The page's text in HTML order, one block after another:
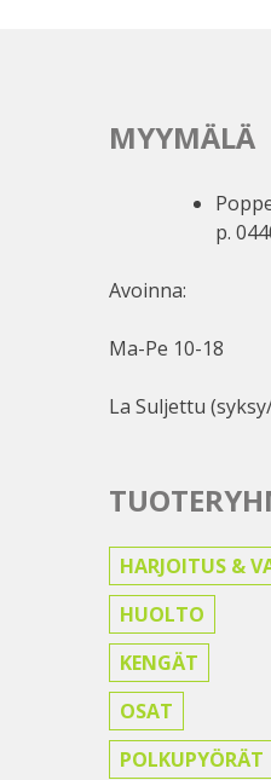
MYYMÄLÄ
p.
Avoinna:
Ma-Pe 10-18
La Suljettu
HARJOITUS &
HUOLTO
KENGÄT
OSAT
POLKUPYÖRÄT